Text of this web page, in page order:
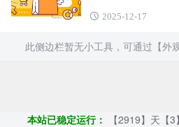
2025-12-17
此侧边栏暂无小工具，可通过【外
本站已稳定运行：
【2919】天【